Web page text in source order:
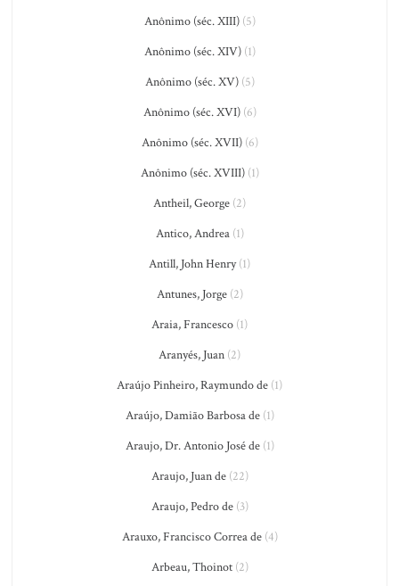
Anônimo (séc. XIII)(5)
Anônimo (séc. XIV)(1)
Anônimo (séc. XV)(5)
Anônimo (séc. XVI)(6)
Anônimo (séc. XVII)(6)
Anônimo (séc. XVIII)(1)
Antheil, George (2)
Antico, Andrea(1)
Antill, John Henry(1)
Antunes, Jorge(2)
Araia, Francesco (1)
Aranyés, Juan (2)
Araújo Pinheiro, Raymundo de (1)
Araújo, Damião Barbosa de(1)
Araujo, Dr. Antonio José de(1)
Araujo, Juan de(22)
Araujo, Pedro de(3)
Arauxo, Francisco Correa de(4)
Arbeau, Thoinot(2)